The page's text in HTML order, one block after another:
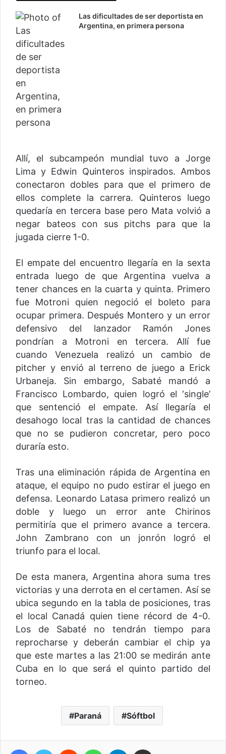
Las dificultades de ser deportista en
Argentina, en primera persona
Allí, el subcampeón mundial tuvo a Jorge
Lima y Edwin Quinteros inspirados. Ambos
conectaron dobles para que el primero de
ellos complete la carrera. Quinteros luego
quedaría en tercera base pero Mata volvió a
negar bateos con sus pitchs para que la
jugada cierre 1-0.
El empate del encuentro llegaría en la sexta
entrada luego de que Argentina vuelva a
tener chances en la cuarta y quinta. Primero
fue Motroni quien negoció el boleto para
ocupar primera. Después Montero y un error
defensivo del lanzador Ramón Jones
pondrían a Motroni en tercera. Allí fue
cuando Venezuela realizó un cambio de
pitcher y envió al terreno de juego a Erick
Urbaneja. Sin embargo, Sabaté mandó a
Francisco Lombardo, quien logró el ‘single’
que sentenció el empate. Así llegaría el
desahogo local tras la cantidad de chances
que no se pudieron concretar, pero poco
duraría esto.
Tras una eliminación rápida de Argentina en
ataque, el equipo no pudo estirar el juego en
defensa. Leonardo Latasa primero realizó un
doble y luego un error ante Chirinos
permitiría que el primero avance a tercera.
John Zambrano con un jonrón logró el
triunfo para el local.
De esta manera, Argentina ahora suma tres
victorias y una derrota en el certamen. Así se
ubica segundo en la tabla de posiciones, tras
el local Canadá quien tiene récord de 4-0.
Los de Sabaté no tendrán tiempo para
reprocharse y deberán cambiar el chip ya
que este martes a las 21:00 se medirán ante
Cuba en lo que será el quinto partido del
torneo.
Paraná Sóftbol
Telegram